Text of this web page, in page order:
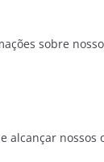
sobre
alcançar nossos